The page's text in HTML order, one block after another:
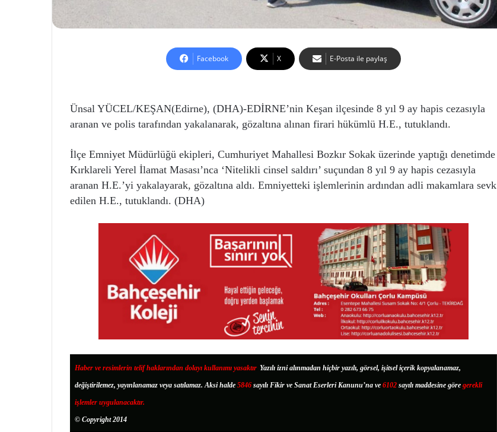
Facebook X E-Posta ile paylaş
Ünsal YÜCEL/KEŞAN(Edirne), (DHA)-EDİRNE’nin Keşan ilçesinde 8 yıl 9 ay hapis cezasıyla
aranan ve polis tarafından yakalanarak, gözaltına alınan firari hükümlü H.E., tutuklandı.
İlçe Emniyet Müdürlüğü ekipleri, Cumhuriyet Mahallesi Bozkır Sokak üzerinde yaptığı denetimde
Kırklareli Yerel İlamat Masası’nca ‘Nitelikli cinsel saldırı’ suçundan 8 yıl 9 ay hapis cezasıyla
aranan H.E.’yi yakalayarak, gözaltına aldı. Emniyetteki işlemlerinin ardından adli makamlara sevk
edilen H.E., tutuklandı. (DHA)
Haber ve resimlerin telif haklarından dolayı kullanımı yasaktır. Yazılı izni alınmadan hiçbir yazılı, görsel, işitsel içerik kopyalanamaz,
değiştirilemez, yayınlanamaz veya satılamaz. Aksi halde 5846 sayılı Fikir ve Sanat Eserleri Kanunu’na ve 6102 sayılı maddesine göre gerekli
işlemler uygulanacaktır.
© Copyright 2014